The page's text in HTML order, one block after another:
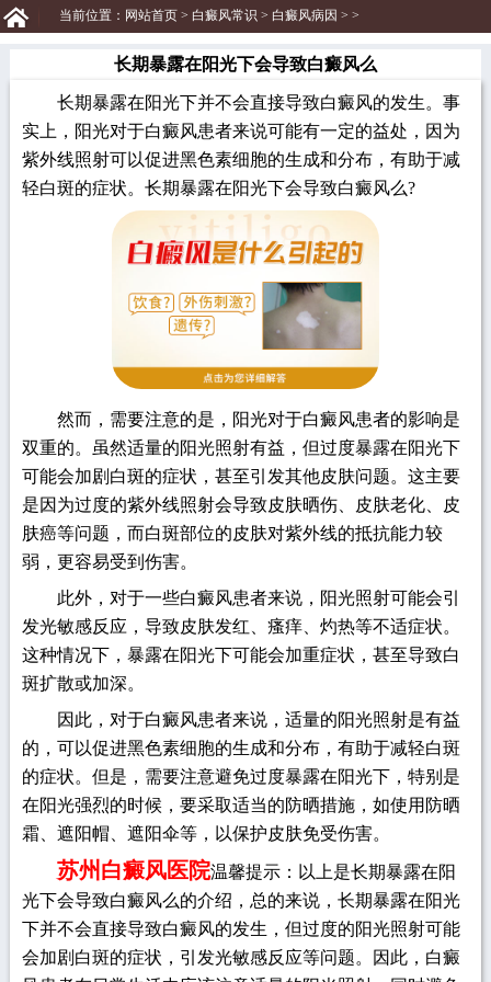
当前位置： 网站首页> 白癜风常识 > 白癜风病因 > >
长期暴露在阳光下会导致白癜风么
长期暴露在阳光下并不会直接导致白癜风的发生。事
实上，阳光对于白癜风患者来说可能有一定的益处，因为
紫外线照射可以促进黑色素细胞的生成和分布，有助于减
轻白斑的症状。长期暴露在阳光下会导致白癜风么?
然而，需要注意的是，阳光对于白癜风患者的影响是
双重的。虽然适量的阳光照射有益，但过度暴露在阳光下
可能会加剧白斑的症状，甚至引发其他皮肤问题。这主要
是因为过度的紫外线照射会导致皮肤晒伤、皮肤老化、皮
肤癌等问题，而白斑部位的皮肤对紫外线的抵抗能力较
弱，更容易受到伤害。
此外，对于一些白癜风患者来说，阳光照射可能会引
发光敏感反应，导致皮肤发红、瘙痒、灼热等不适症状。
这种情况下，暴露在阳光下可能会加重症状，甚至导致白
斑扩散或加深。
因此，对于白癜风患者来说，适量的阳光照射是有益
的，可以促进黑色素细胞的生成和分布，有助于减轻白斑
的症状。但是，需要注意避免过度暴露在阳光下，特别是
在阳光强烈的时候，要采取适当的防晒措施，如使用防晒
霜、遮阳帽、遮阳伞等，以保护皮肤免受伤害。
苏州白癜风医院温馨提示：以上是长期暴露在阳
光下会导致白癜风么的介绍，总的来说，长期暴露在阳光
下并不会直接导致白癜风的发生，但过度的阳光照射可能
会加剧白斑的症状，引发光敏感反应等问题。因此，白癜